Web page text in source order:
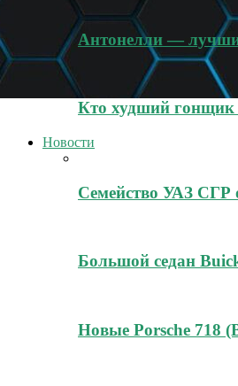
Антонелли —
Кто худший
Новости
Семейство УАЗ СГР
Большой седан
Новые Porsche 718